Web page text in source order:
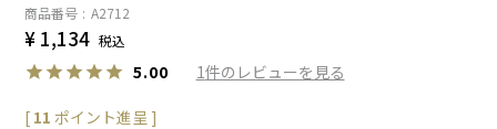
商品番号 A2712
¥ 1,134 税込
5.00 1
[ 11 ポイント進呈 ]